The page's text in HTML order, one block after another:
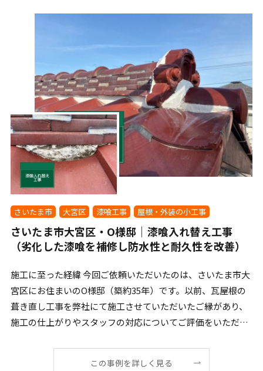
さいたま市 大宮区 漆喰工事 屋根・外装の小工事
さいたま市大宮区・O様邸｜漆喰入れ替え工事
（劣化した漆喰を補修し防水性と耐久性を改善）
施工に至った経緯 今回ご依頼いただいたのは、さいたま市大
宮区にお住まいのO様邸（築約35年）です。以前、瓦屋根の
葺き直し工事を弊社にて施工させていただいたご縁があり、
施工の仕上がりやスタッフの対応についてご評価をいただい
この事例を詳しく見る